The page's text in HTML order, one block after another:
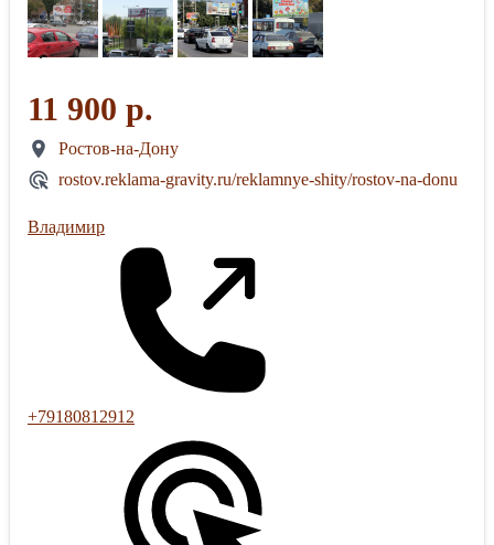
11 900 р.
Ростов-на-Дону
rostov.reklama-gravity.ru/reklamnye-shity/rostov-na-donu
Владимир
+79180812912